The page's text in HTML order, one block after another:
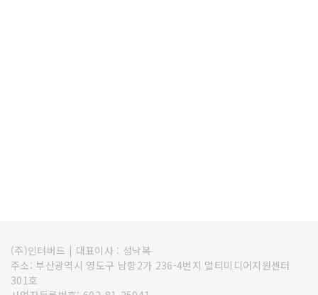
(주)인터버드 | 대표이사 : 성낙복
주소: 부산광역시 영도구 남항2가 236-4번지 멀티미디어지원센터
301호